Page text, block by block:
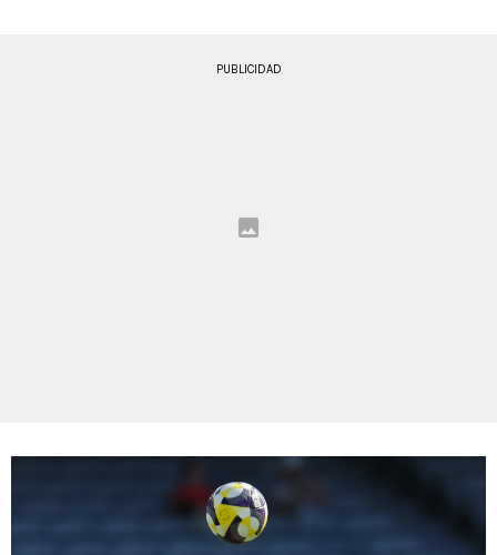
PUBLICIDAD